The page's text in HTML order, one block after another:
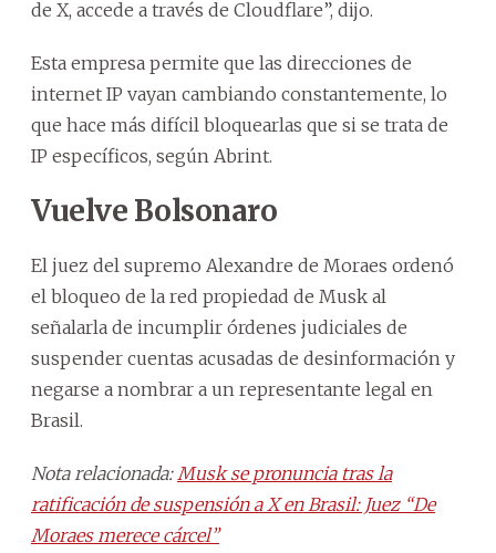
de X, accede a través de Cloudflare”, dijo.
Esta empresa permite que las direcciones de
internet IP vayan cambiando constantemente, lo
que hace más difícil bloquearlas que si se trata de
IP específicos, según Abrint.
Vuelve Bolsonaro
El juez del supremo Alexandre de Moraes ordenó
el bloqueo de la red propiedad de Musk al
señalarla de incumplir órdenes judiciales de
suspender cuentas acusadas de desinformación y
negarse a nombrar a un representante legal en
Brasil.
Nota relacionada: Musk se pronuncia tras la
ratificación de suspensión a X en Brasil: Juez “De
Moraes merece cárcel”